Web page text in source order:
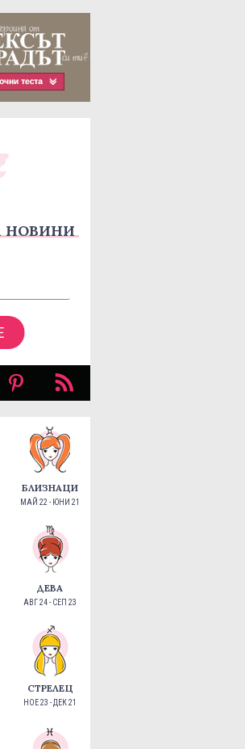
НОВИНИ
БЛИЗНАЦИ
МАЙ 22 - ЮНИ 21
ДЕВА
АВГ 24 - СЕП 23
СТРЕЛЕЦ
НОЕ 23 - ДЕК 21